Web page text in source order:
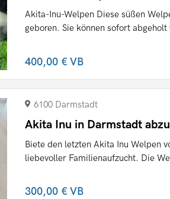
Akita-Inu-Welpen Diese süßen
geboren. Sie können sofort
400,00 €VB
6100 Darmstadt
Akita Inu in Darmstadt
Biete den letzten Akita Inu Welpen
liebevoller Familienaufzucht. Die
300,00 €VB